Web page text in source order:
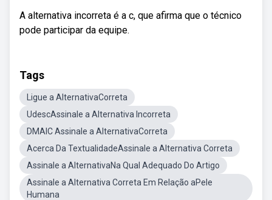
A alternativa incorreta é a c, que afirma que o técnico
pode participar da equipe.
Tags
Ligue a AlternativaCorreta
UdescAssinale a Alternativa Incorreta
DMAIC Assinale a AlternativaCorreta
Acerca Da TextualidadeAssinale a Alternativa Correta
Assinale a AlternativaNa Qual Adequado Do Artigo
Assinale a Alternativa Correta Em Relação aPele
Humana